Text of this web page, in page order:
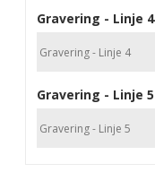
Gravering - Linje 4
Gravering - Linje 5